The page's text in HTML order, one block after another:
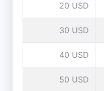
20 USD
30 USD
40 USD
50 USD